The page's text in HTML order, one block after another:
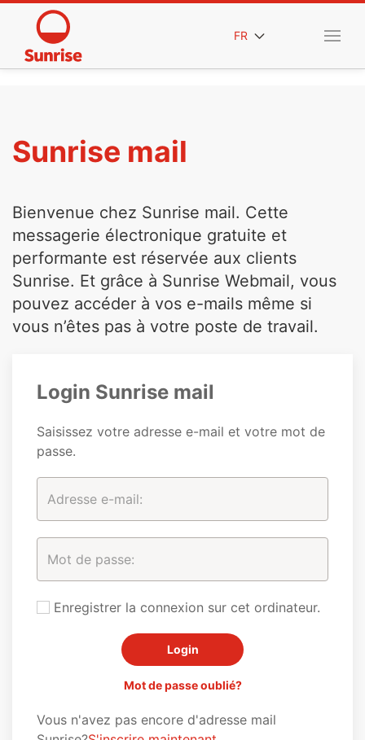
FR
Sunrise mail
Bienvenue chez Sunrise mail. Cette
messagerie électronique gratuite et
performante est réservée aux clients
Sunrise. Et grâce à Sunrise Webmail, vous
pouvez accéder à vos e-mails même si
vous n’êtes pas à votre poste de travail.
Login Sunrise mail
Saisissez votre adresse e-mail et votre mot de
passe.
Enregistrer la connexion sur cet ordinateur.
Mot de passe oublié?
Vous n'avez pas encore d'adresse mail